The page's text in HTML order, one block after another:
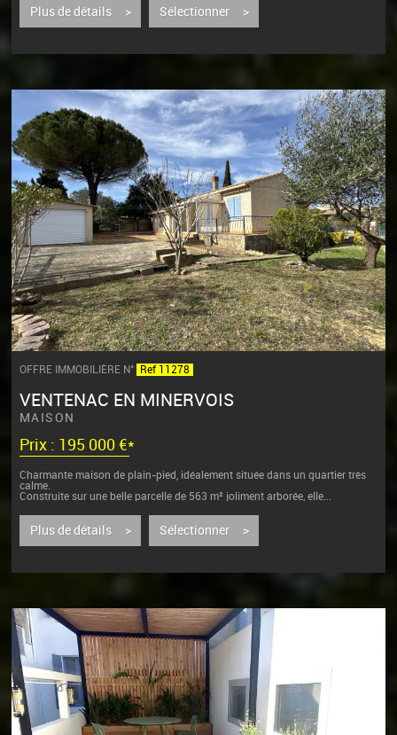
Plus de détails > Sélectionner >
OFFRE IMMOBILIÈRE N° Ref 11278
VENTENAC EN MINERVOIS
MAISON
Prix : 195 000 €*
Charmante maison de plain-pied, idéalement située dans un quartier très
calme.
Construite sur une belle parcelle de 563 m² joliment arborée, elle...
Plus de détails > Sélectionner >